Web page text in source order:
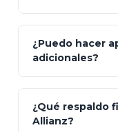
beneficiarios
¿Puedo hacer
adicionales?
¿Qué respaldo
Allianz?